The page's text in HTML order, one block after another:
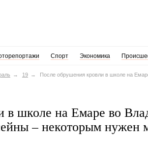
Спорт Экономика
19 После обрушения кровли в школе на
школе на Емаре во
– некоторым нужен